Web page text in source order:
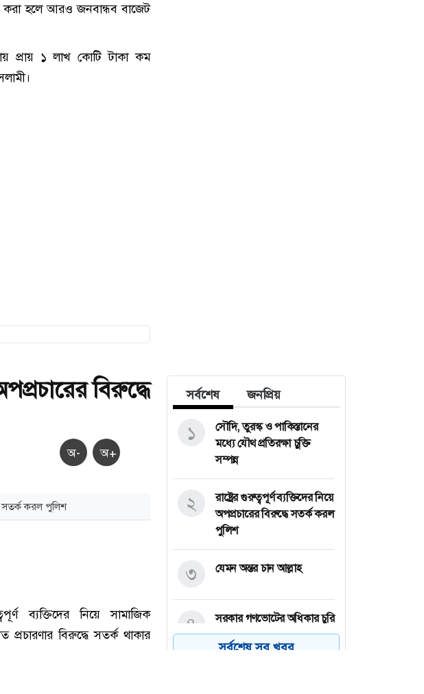
করা হলে আরও জনবান্ধব বাজেট
প্রায় ১ লাখ কোটি টাকা কম
বিরুদ্ধে
অ- অ+
সর্বশেষ জনপ্রিয়
সৌদি, তুরস্ক ও পাকিস্তানের
মধ্যে যৌথ প্রতিরক্ষা চুক্তি
সম্পন্ন
১
রাষ্ট্রের গুরুত্বপূর্ণ ব্যক্তিদের নিয়ে
অপপ্রচারের বিরুদ্ধে সতর্ক করল
পুলিশ
২
যেমন অন্তর চান আল্লাহ
৩
সরকার গণভোটের অধিকার চুরি
করেছে : নাহিদ ইসলাম
৪
সর্বশেষ সব খবর